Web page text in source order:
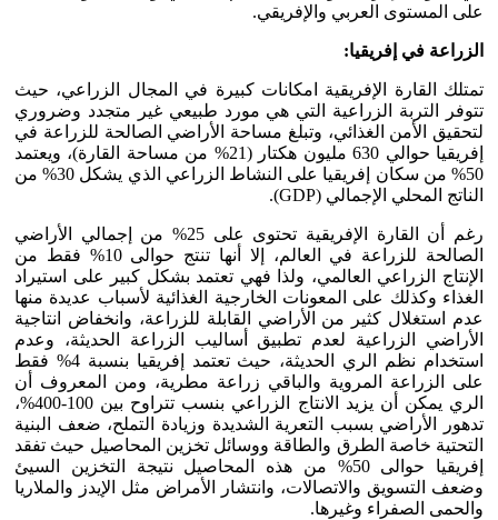
على المستوى العربي والإفريقي.
الزراعة في إفريقيا:
تمتلك القارة الإفريقية امكانات كبيرة في المجال الزراعي، حيث
تتوفر التربة الزراعية التي هي مورد طبيعي غير متجدد وضروري
لتحقيق الأمن الغذائي، وتبلغ مساحة الأراضي الصالحة للزراعة في
إفريقيا حوالي 630 مليون هكتار (21% من مساحة القارة)، ويعتمد
50% من سكان إفريقيا على النشاط الزراعي الذي يشكل 30% من
الناتج المحلي الإجمالي (GDP).
رغم أن القارة الإفريقية تحتوى على 25% من إجمالي الأراضي
الصالحة للزراعة في العالم، إلا أنها تنتج حوالى 10% فقط من
الإنتاج الزراعي العالمي، ولذا فهي تعتمد بشكل كبير على استيراد
الغذاء وكذلك على المعونات الخارجية الغذائية لأسباب عديدة منها
عدم استغلال كثير من الأراضي القابلة للزراعة، وانخفاض انتاجية
الأراضي الزراعية لعدم تطبيق أساليب الزراعة الحديثة، وعدم
استخدام نظم الري الحديثة، حيث تعتمد إفريقيا بنسبة 4% فقط
على الزراعة المروية والباقي زراعة مطرية، ومن المعروف أن
الري يمكن أن يزيد الانتاج الزراعي بنسب تتراوح بين 100-400%،
تدهور الأراضي بسبب التعرية الشديدة وزيادة التملح، ضعف البنية
التحتية خاصة الطرق والطاقة ووسائل تخزين المحاصيل حيث تفقد
إفريقيا حوالى 50% من هذه المحاصيل نتيجة التخزين السيئ
وضعف التسويق والاتصالات، وانتشار الأمراض مثل الإيدز والملاريا
والحمى الصفراء وغيرها.